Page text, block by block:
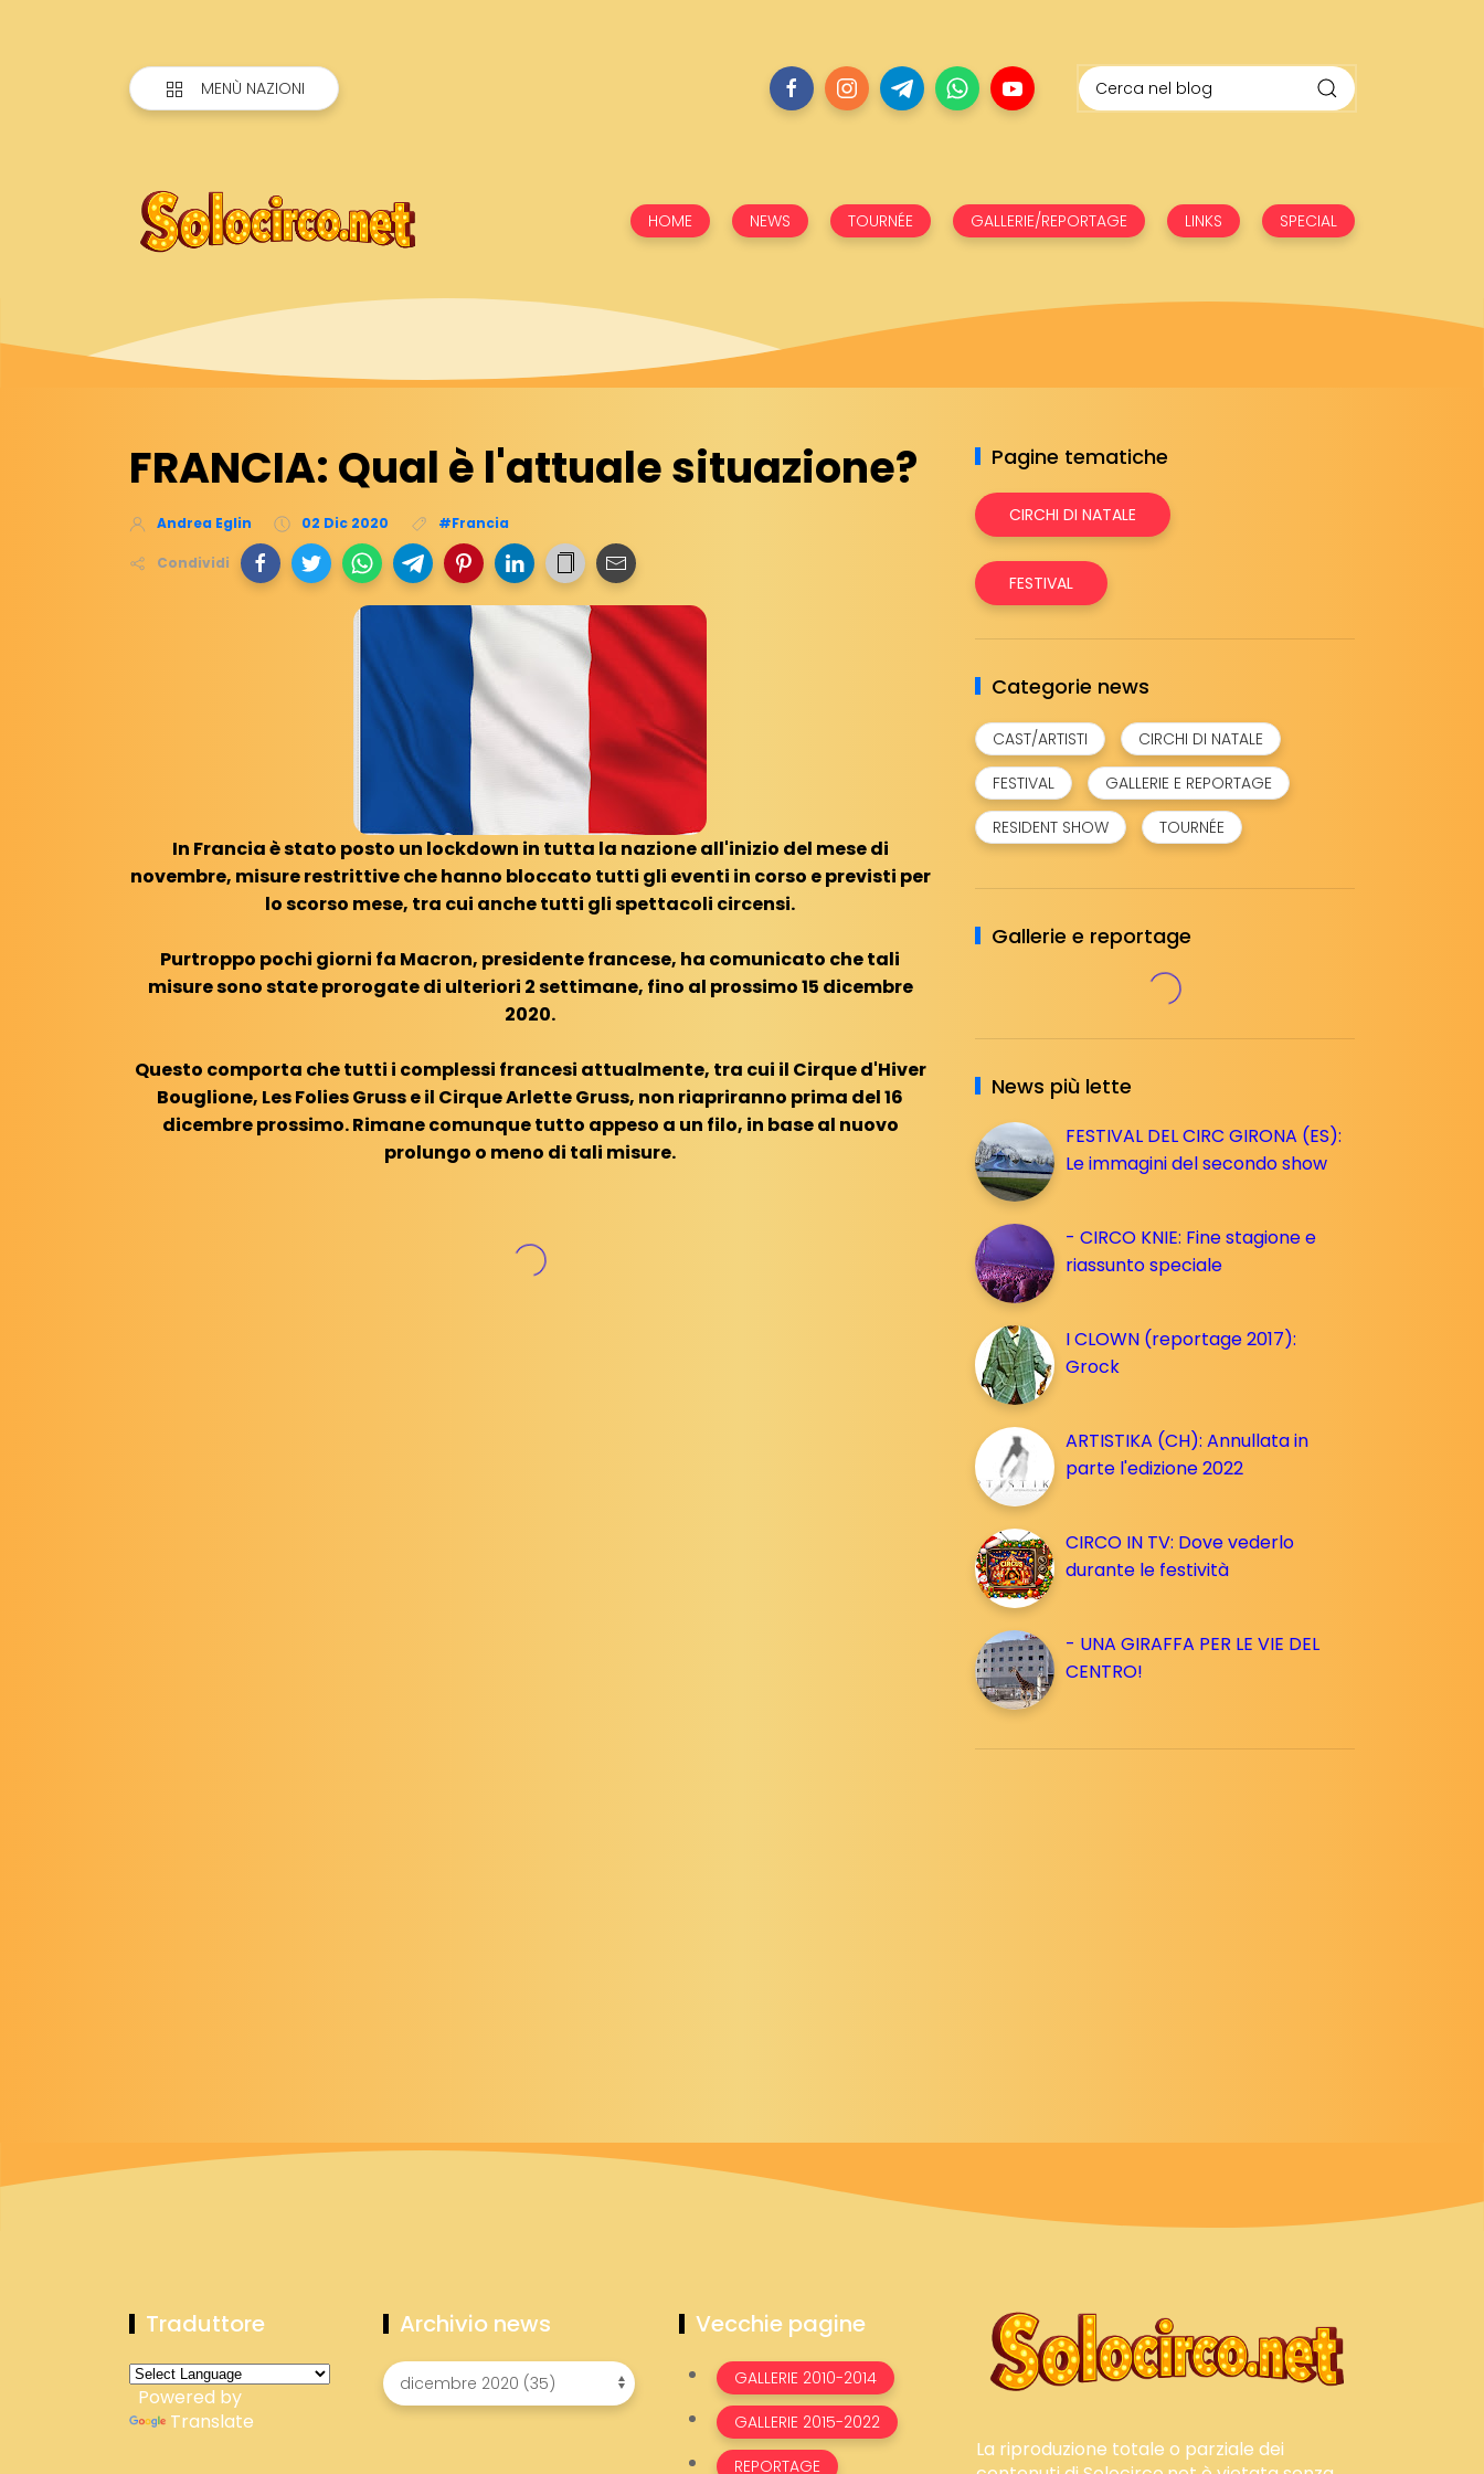
MENÙ NAZIONI
HOME NEWS TOURNÉE GALLERIE/REPORTAGE LINKS SPECIAL
FRANCIA: Qual è l'attuale situazione?
Andrea Eglin 02 Dic 2020 #Francia
Condividi
In Francia è stato posto un lockdown in tutta la nazione all'inizio del mese di
novembre, misure restrittive che hanno bloccato tutti gli eventi in corso e previsti per
lo scorso mese, tra cui anche tutti gli spettacoli circensi.
Purtroppo pochi giorni fa Macron, presidente francese, ha comunicato che tali
misure sono state prorogate di ulteriori 2 settimane, fino al prossimo 15 dicembre
2020.
Questo comporta che tutti i complessi francesi attualmente, tra cui il Cirque d'Hiver
Bouglione, Les Folies Gruss e il Cirque Arlette Gruss, non riapriranno prima del 16
dicembre prossimo. Rimane comunque tutto appeso a un filo, in base al nuovo
prolungo o meno di tali misure.
Pagine tematiche
CIRCHI DI NATALE
FESTIVAL
Categorie news
CAST/ARTISTI
CIRCHI DI NATALE
FESTIVAL
GALLERIE E REPORTAGE
RESIDENT SHOW
TOURNÉE
Gallerie e reportage
News più lette
FESTIVAL DEL CIRC GIRONA (ES):
Le immagini del secondo show
- CIRCO KNIE: Fine stagione e
riassunto speciale
I CLOWN (reportage 2017):
Grock
ARTISTIKA (CH): Annullata in
parte l'edizione 2022
CIRCO IN TV: Dove vederlo
durante le festività
- UNA GIRAFFA PER LE VIE DEL
CENTRO!
Traduttore
Powered by
Translate
Archivio news Vecchie pagine
GALLERIE 2010-2014
GALLERIE 2015-2022
REPORTAGE
La riproduzione totale o parziale dei